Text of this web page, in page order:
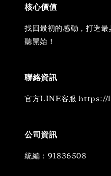
核心價值
找回最初的感動，打造
聽開始！
聯絡資訊
官方LINE客服
公司資訊
統編：91836508